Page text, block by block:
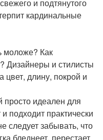
и подтянутого
кардинальные
моложе? Как
Дизайнеры и стилисты
длину, покрой и
идеален для
подходит практически
следует забывать, что